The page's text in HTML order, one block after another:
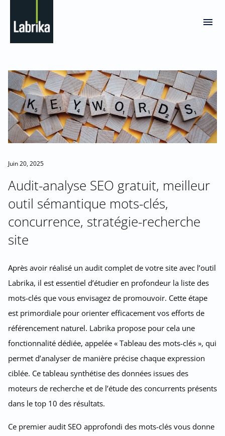
Juin 20, 2025
Audit-analyse SEO gratuit, meilleur
outil sémantique mots-clés,
concurrence, stratégie-recherche
site
Après avoir réalisé un audit complet de votre site avec l’outil
Labrika, il est essentiel d’étudier en profondeur la liste des
mots-clés que vous envisagez de promouvoir. Cette étape
est primordiale pour orienter efficacement vos efforts de
référencement naturel. Labrika propose pour cela une
fonctionnalité dédiée, appelée « Tableau des mots-clés », qui
permet d’analyser de manière précise chaque expression
ciblée. Ce tableau synthétise des données issues des
moteurs de recherche et de l’étude des concurrents présents
dans le top 10 des résultats.
Ce premier audit SEO approfondi des mots-clés vous donne